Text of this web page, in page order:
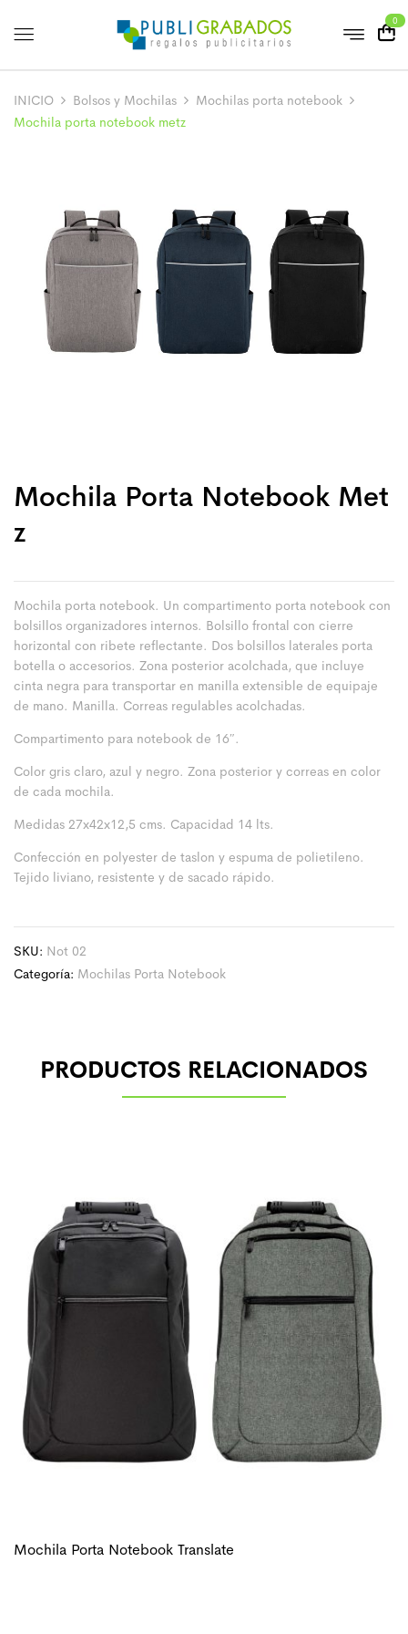
0
INICIO Bolsos y Mochilas
Mochilas porta notebook
Mochila porta notebook metz
Mochila Porta Notebook Met
Z
Mochila porta notebook. Un compartimento porta notebook con
bolsillos organizadores internos. Bolsillo frontal con cierre
horizontal con ribete reflectante. Dos bolsillos laterales porta
botella o accesorios. Zona posterior acolchada, que incluye
cinta negra para transportar en manilla extensible de equipaje
de mano. Manilla. Correas regulables acolchadas.
Compartimento para notebook de 16″.
Color gris claro, azul y negro. Zona posterior y correas en color
de cada mochila.
Medidas 27x42x12,5 cms. Capacidad 14 lts.
Confección en polyester de taslon y espuma de polietileno.
Tejido liviano, resistente y de sacado rápido.
SKU: Not 02
Categoría: Mochilas Porta Notebook
PRODUCTOS RELACIONADOS
Mochila Porta Notebook Translate